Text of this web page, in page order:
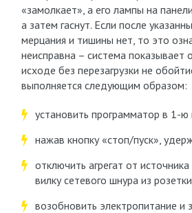
«замолкает», а его лампы на
а затем гаснут. Если после
мерцания и тишины нет, то это
неисправна – система показывает
исходе без перезагрузки не
выполняется следующим образом:
установить программатор в 1-ю
нажав кнопку «стоп/пуск»,
отключить агрегат от
вилку сетевого шнура из
возобновить электропитание и